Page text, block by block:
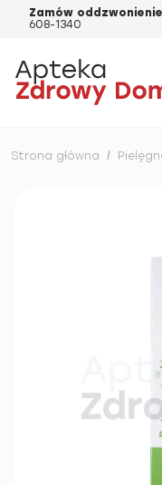
Zamów
608-1340
Strona główna /